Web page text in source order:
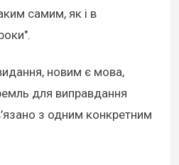
самим, як і в
новим є мова,
для виправдання
з одним конкретним